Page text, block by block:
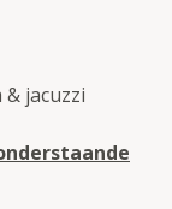
jacuzzi